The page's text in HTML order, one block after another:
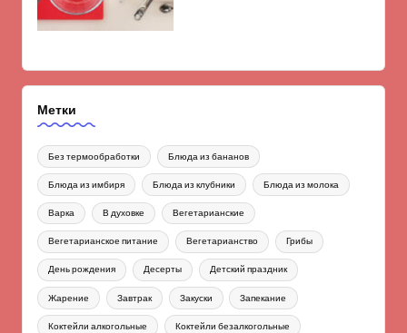
Метки
Без термообработки Блюда из бананов
Блюда из имбиря Блюда из клубники Блюда из молока
Варка В духовке Вегетарианские
Вегетарианское питание Вегетарианство Грибы
День рождения Десерты Детский праздник
Жарение Завтрак Закуски Запекание
Коктейли алкогольные Коктейли безалкогольные